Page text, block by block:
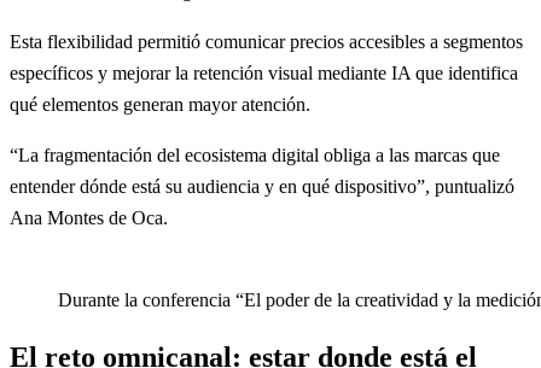
Esta flexibilidad permitió comunicar precios accesibles a segmentos
específicos y mejorar la retención visual mediante IA que identifica
qué elementos generan mayor atención.
“La fragmentación del ecosistema digital obliga a las marcas que
entender dónde está su audiencia y en qué dispositivo”, puntualizó
Ana Montes de Oca.
Durante la conferencia “El poder de la creatividad y la
El reto omnicanal: estar donde está el